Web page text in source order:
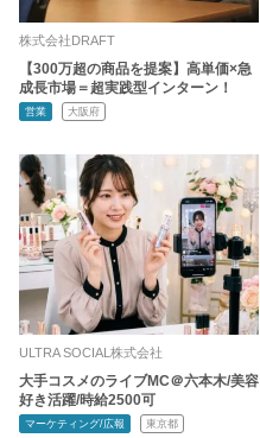
株式会社DRAFT
【300万超の商品を提案】高単価×急
成長市場＝超実践型インターン！
営業 大阪府
ULTRA SOCIAL株式会社
大手コスメのライブMC＠六本木/美容
好き活躍/時給2500可
マーケティング/広報 東京都